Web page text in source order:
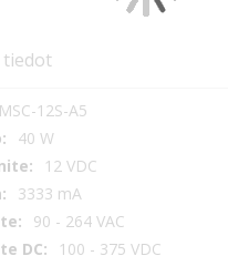
tiedot
MSC-12S-A5
40 W
12 VDC
3333 mA
90 - 264 VAC
100 - 375 VDC